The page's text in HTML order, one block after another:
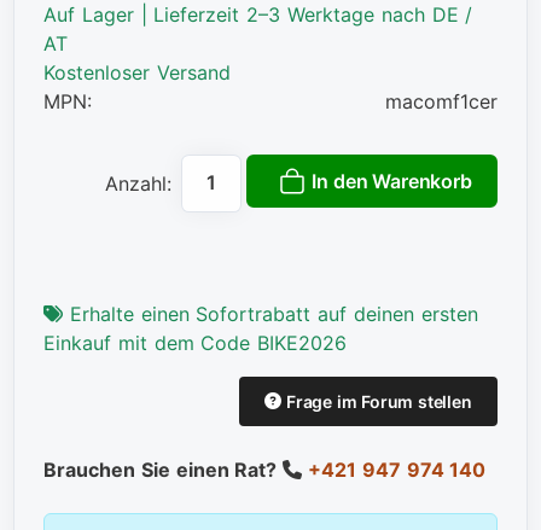
Auf Lager | Lieferzeit 2–3 Werktage nach DE /
AT
Kostenloser Versand
MPN:
macomf1cer
Anzahl: In den Warenkorb
Erhalte einen Sofortrabatt auf deinen ersten
Einkauf mit dem Code BIKE2026
Frage im Forum stellen
Brauchen Sie einen Rat? +421 947 974 140